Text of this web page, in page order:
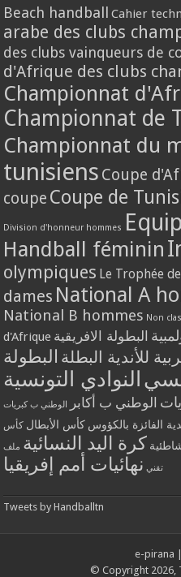
Beach handball Cahier
arabe des clubs
des clubs vainqueurs de
d'Afrique des clubs
Championnat
Championnat de
Championnat du
tunisiens Coupe
coupe Coupe de
Division d'honneur hommes
Handball féminin
olympiques Le Trophée
dames National A
National B hommes Non
d'Afrique البطولة الافريقية
للأندية البطلة البطولة
النوادي التونسية
الوطني ب أكابر الوطني ب كبريات
الفائزة بالكؤوس كأس الأبطال كأس
كرة اليد النسائية ملف
تقني نهائيات أمم إفريقيا
Tweets by Handballtn
e-pirana
© Copyright 2026,